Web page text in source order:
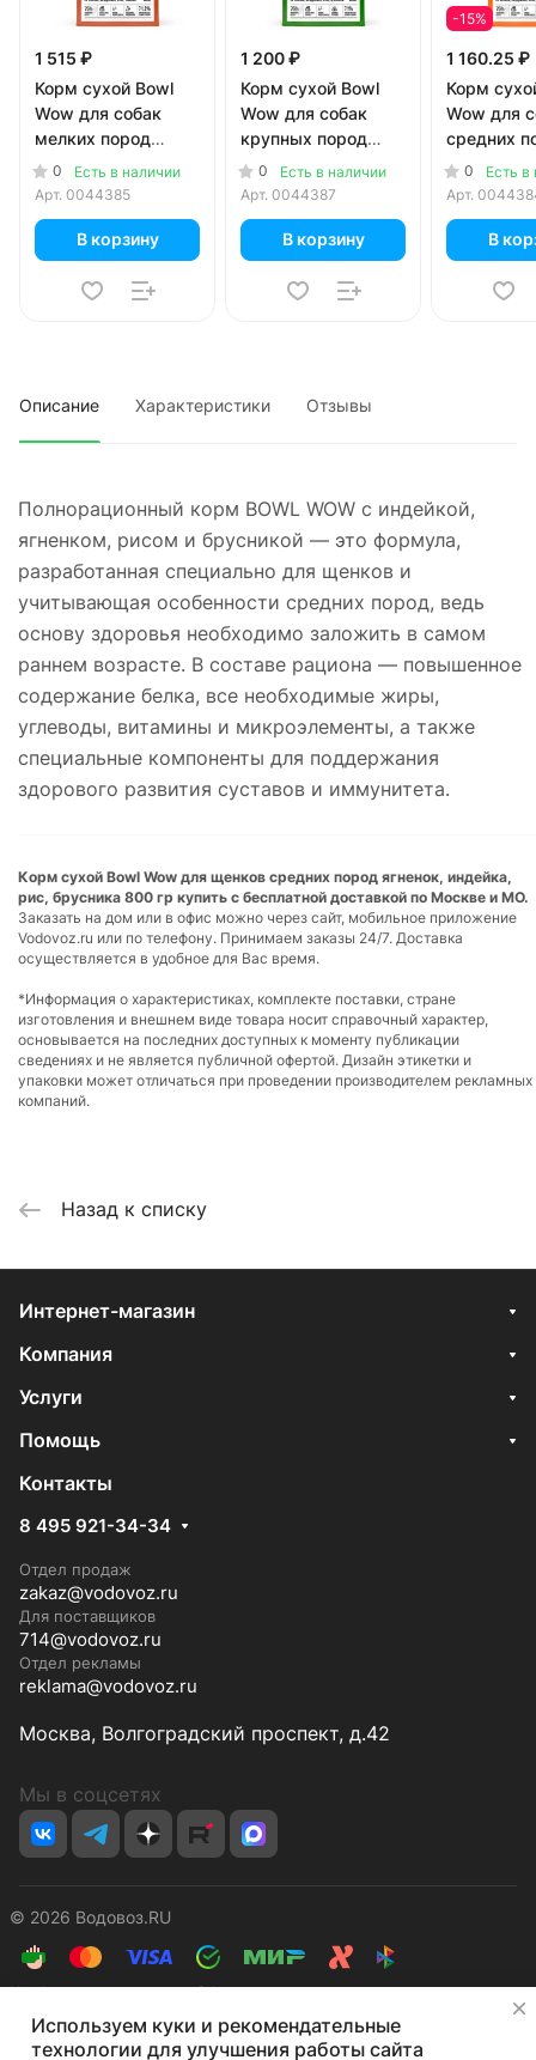
1 515 ₽
Корм сухой Bowl
Wow для собак
мелких пород
ягненок, индейка,
рис, тыква 800 гр
0
Есть в наличии
Арт. 0044385
В корзину
1 200 ₽
Корм сухой Bowl
Wow для собак
крупных пород
ягненок, индейка,
рис, цукини 800 гр
0
Есть в наличии
Арт. 0044387
В корзину
-15%
1 160.25 ₽
Корм
Wow для
средних
ягненок,
рис,
0
Есть в
Арт.
В
Описание Характеристики Отзывы
Полнорационный корм BOWL WOW с индейкой,
ягненком, рисом и брусникой — это формула,
разработанная специально для щенков и
учитывающая особенности средних пород, ведь
основу здоровья необходимо заложить в самом
раннем возрасте. В составе рациона — повышенное
содержание белка, все необходимые жиры,
углеводы, витамины и микроэлементы, а также
специальные компоненты для поддержания
здорового развития суставов и иммунитета.
Корм сухой Bowl Wow для щенков средних пород ягненок, индейка,
рис, брусника 800 гр купить с бесплатной доставкой по Москве и МО.
Заказать на дом или в офис можно через сайт, мобильное приложение
Vodovoz.ru или по телефону. Принимаем заказы 24/7. Доставка
осуществляется в удобное для Вас время.
*Информация о характеристиках, комплекте поставки, стране
изготовления и внешнем виде товара носит справочный характер,
основывается на последних доступных к моменту публикации
сведениях и не является публичной офертой. Дизайн этикетки и
упаковки может отличаться при проведении производителем рекламных
компаний.
Назад к списку
Интернет-магазин
Компания
Услуги
Помощь
Контакты
8 495 921-34-34
Отдел продаж
zakaz@vodovoz.ru
Для поставщиков
714@vodovoz.ru
Отдел рекламы
reklama@vodovoz.ru
Москва, Волгоградский проспект, д.42
Мы в соцсетях
© 2026 Водовоз.RU
КонфиденциальностьОферта
Используем куки и рекомендательные
технологии для улучшения работы сайта